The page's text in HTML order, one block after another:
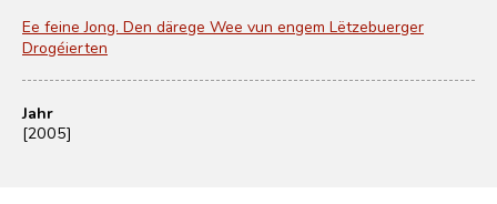
Ee feine Jong. Den därege Wee vun engem Lëtzebuerger
Drogéierten
Jahr
[2005]